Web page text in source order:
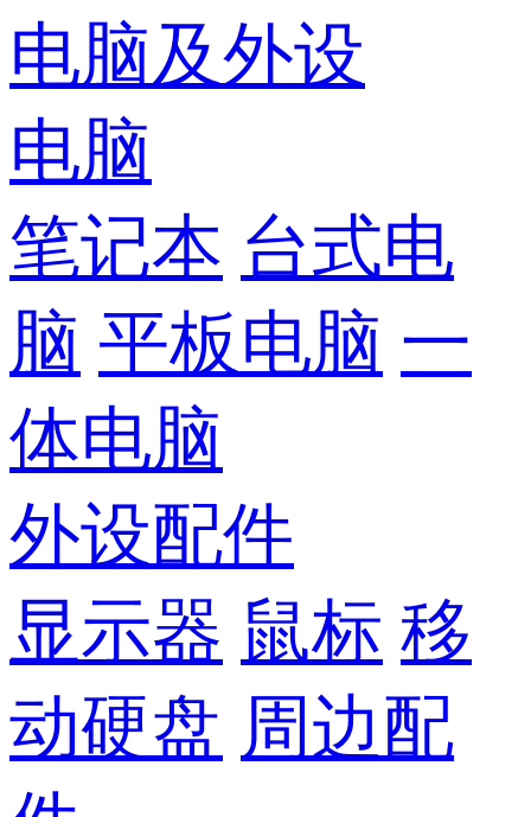
电脑及外设
电脑
笔记本 台式电
脑 平板电脑 一
体电脑
外设配件
显示器 鼠标 移
动硬盘 周边配